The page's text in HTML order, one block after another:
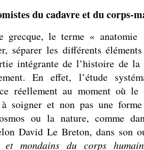
du cadavre et du corps-
grecque, le terme «
séparer les différents
intégrante de l’histoire de la
En effet, l’étude
réellement au moment où
soigner et non pas une
ou la nature, comme
David Le Breton, dans son
et mondains du corps humain